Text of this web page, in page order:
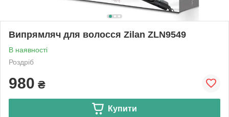
Випрямляч для волосся Zilan ZLN9549
В наявності
Роздріб
980 ₴
Купити